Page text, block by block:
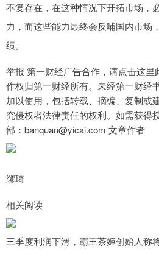
不复存在，在这种情况下开拓市场，
力，而这些能力最终会反哺国内市场
绩。
举报 第一财经广告合作，请点击这
作权归第一财经所有。未经第一财经
加以使用，包括转载、摘编、复制或
究侵权者法律责任的权利。如需获得
部：banquan@yicai.com 文章作者
缪琦
相关阅读
三季度利润下滑，霸王茶姬创始人称